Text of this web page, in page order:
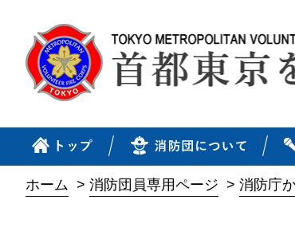
ホーム > 消防団員専用ページ > 消防庁